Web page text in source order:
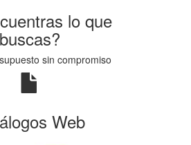
lo que
buscas?
sin compromiso
Web